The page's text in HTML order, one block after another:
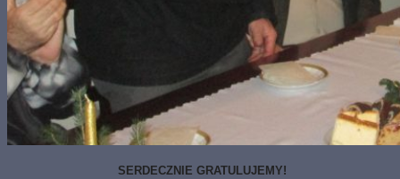
SERDECZNIE GRATULUJEMY!